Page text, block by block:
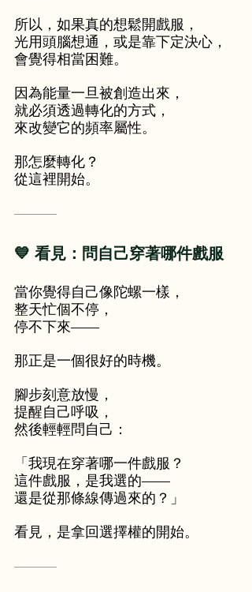
所以，如果真的想鬆開戲服，
光用頭腦想通，或是靠下定決心，
會覺得相當困難。
因為能量一旦被創造出來，
就必須透過轉化的方式，
來改變它的頻率屬性。
那怎麼轉化？
從這裡開始。
———
💙 看見：問自己穿著哪件戲服
當你覺得自己像陀螺一樣，
整天忙個不停，
停不下來——
那正是一個很好的時機。
腳步刻意放慢，
提醒自己呼吸，
然後輕輕問自己：
「我現在穿著哪一件戲服？
這件戲服，是我選的——
還是從那條線傳過來的？」
看見，是拿回選擇權的開始。
———